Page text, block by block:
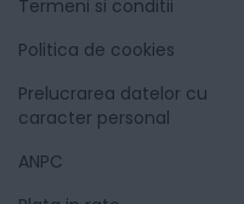
Termeni si conditii
Politica de cookies
Prelucrarea datelor cu
caracter personal
ANPC